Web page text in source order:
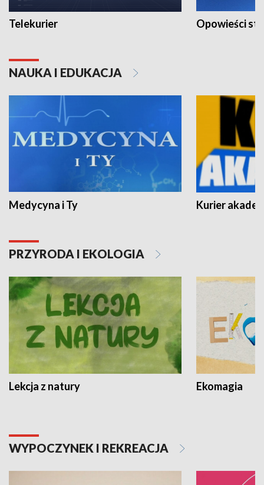
Telekurier Opowieści
NAUKA I EDUKACJA
Medycyna i Ty Kurier
PRZYRODA I EKOLOGIA
Lekcja z natury Ekomagia
WYPOCZYNEK I REKREACJA